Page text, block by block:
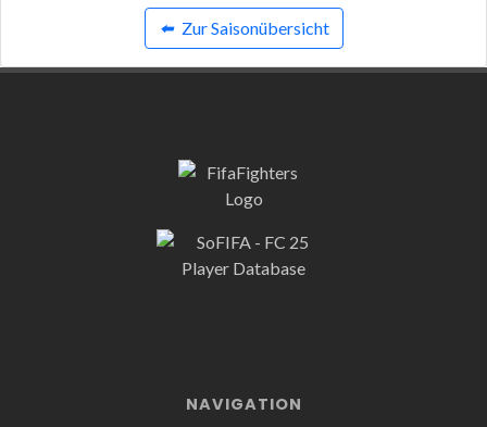
⬅️ Zur Saisonübersicht
NAVIGATION